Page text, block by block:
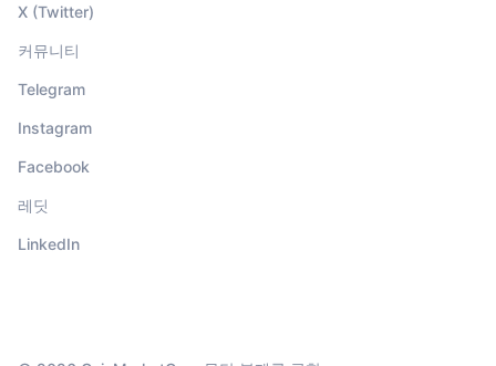
X (Twitter)
커뮤니티
Telegram
Instagram
Facebook
레딧
LinkedIn